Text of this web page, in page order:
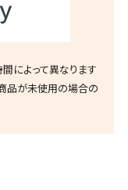
によって異なります
品が未使用の場合の